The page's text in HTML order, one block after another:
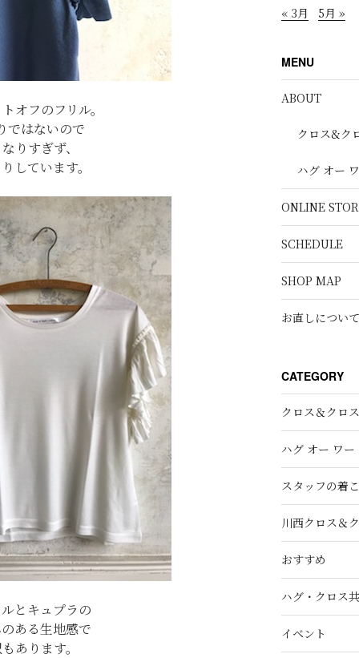
オフのフリル。
ではないので
りすぎず、
しています。
とキュプラの
ある生地感で
あります。
« 3月
5月 »
MENU
ABOUT
クロス&ク
ハグ オー
ONLINE
SCHEDULE
SHOP MAP
お直しについて
CATEGORY
クロス＆クロス
ハグ オー ワー
スタッフの着
川西クロス＆
おすすめ
ハグ・クロス
イベント